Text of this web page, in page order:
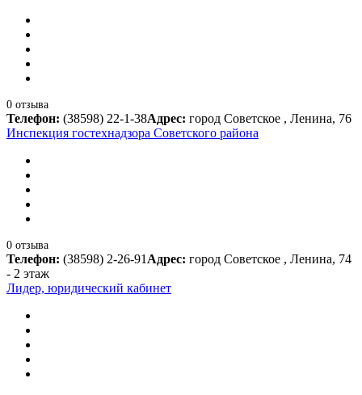
0 отзыва
Телефон: (38598) 22-1-38Адрес: город Советское , Ленина, 76
Инспекция гостехнадзора Советского района
0 отзыва
Телефон: (38598) 2-26-91 Адрес: город Советское , Ленина, 74
- 2 этаж
Лидер, юридический кабинет